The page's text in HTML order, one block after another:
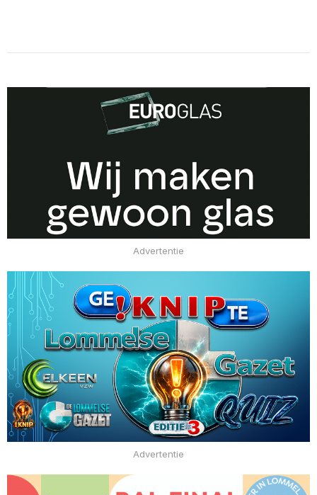
Advertentie
Advertentie